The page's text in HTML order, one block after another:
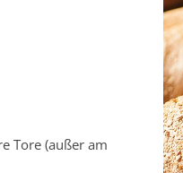
Tore (außer am